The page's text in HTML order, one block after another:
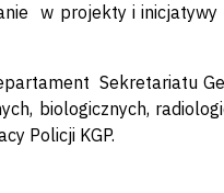
w projekty i
Sekretariatu
biologicznych,
Policji KGP.